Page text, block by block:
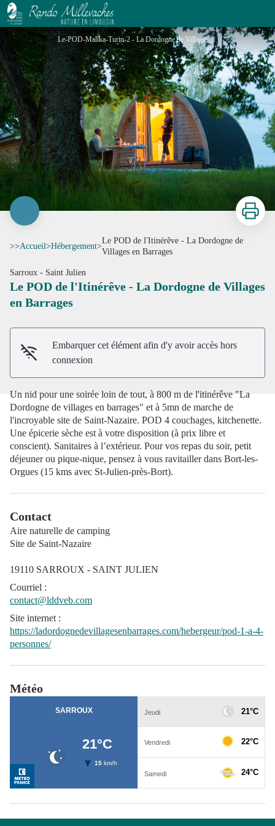
Le POD de l'Itinérêve - La Dordogne de Villages en Barrages
Le-POD-Malika-Turin-2 - La Dordogne de Villages en Barrages - Malika TURIN
Imprimer
>>Accueil>Hébergement>
Le POD de l'Itinérêve - La Dordogne de
Villages en Barrages
Sarroux - Saint Julien
Le POD de l'Itinérêve - La Dordogne de Villages
en Barrages
Embarquer cet élément afin d'y avoir accès hors
connexion
Un nid pour une soirée loin de tout, à 800 m de l'itinérêve "La
Dordogne de villages en barrages" et à 5mn de marche de
l'incroyable site de Saint-Nazaire. POD 4 couchages, kitchenette.
Une épicerie sèche est à votre disposition (à prix libre et
conscient). Sanitaires à l’extérieur. Pour vos repas du soir, petit
déjeuner ou pique-nique, pensez à vous ravitailler dans Bort-les-
Orgues (15 kms avec St-Julien-près-Bort).
Contact
Aire naturelle de camping
Site de Saint-Nazaire
19110 SARROUX - SAINT JULIEN
Courriel :
contact@lddveb.com
Site internet :
https://ladordognedevillagesenbarrages.com/hebergeur/pod-1-a-4-
personnes/
Météo